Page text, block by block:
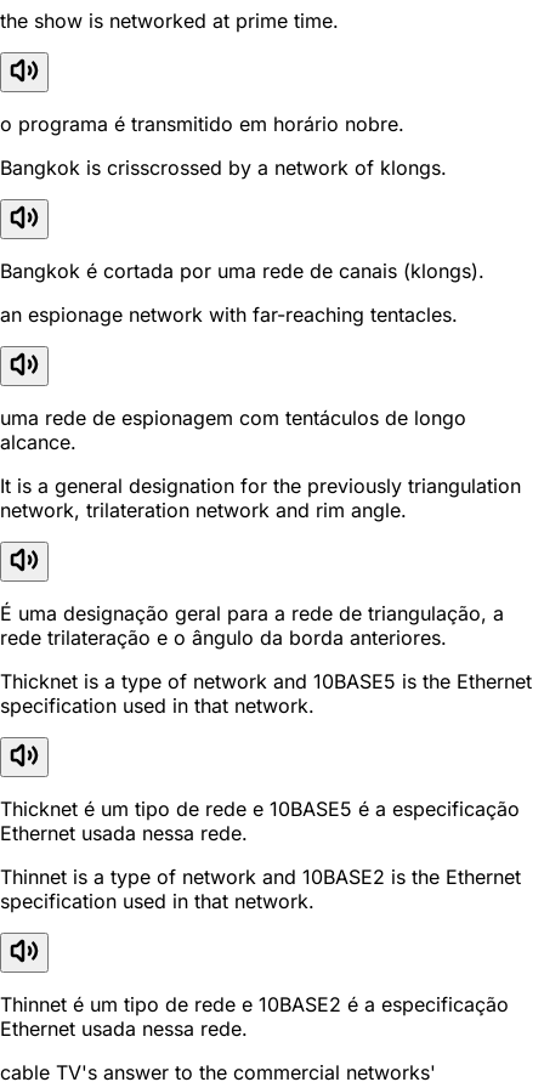
the show is networked at prime time.
o programa é transmitido em horário nobre.
Bangkok is crisscrossed by a network of klongs.
Bangkok é cortada por uma rede de canais (klongs).
an espionage network with far-reaching tentacles.
uma rede de espionagem com tentáculos de longo
alcance.
It is a general designation for the previously triangulation
network, trilateration network and rim angle.
É uma designação geral para a rede de triangulação, a
rede trilateração e o ângulo da borda anteriores.
Thicknet is a type of network and 10BASE5 is the Ethernet
specification used in that network.
Thicknet é um tipo de rede e 10BASE5 é a especificação
Ethernet usada nessa rede.
Thinnet is a type of network and 10BASE2 is the Ethernet
specification used in that network.
Thinnet é um tipo de rede e 10BASE2 é a especificação
Ethernet usada nessa rede.
cable TV's answer to the commercial networks'